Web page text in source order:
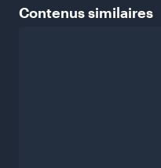
Contenussimilaires